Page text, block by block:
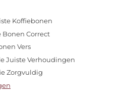
Koffiebonen
Bonen Correct
Vers
Juiste Verhoudingen
Zorgvuldig